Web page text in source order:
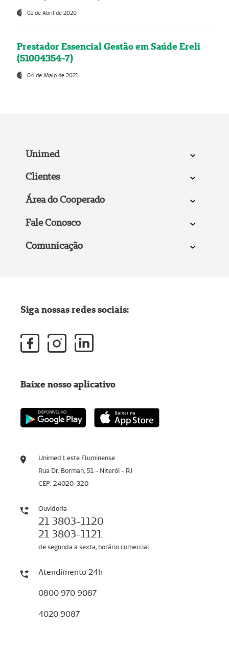
01 de Abril de 2020
Prestador Essencial Gestão em Saúde Ereli
(51004354-7)
04 de Maio de 2021
Unimed
Clientes
Área do Cooperado
Fale Conosco
Comunicação
Unimed Leste Fluminense
Rua Dr. Borman, 51 - Niterói - RJ
CEP: 24020-320
Ouvidoria
21 3803-1120
21 3803-1121
de segunda a sexta, horário comercial
Atendimento 24h
0800 970 9087
4020 9087
Siga nossas redes sociais:
Baixe nosso aplicativo